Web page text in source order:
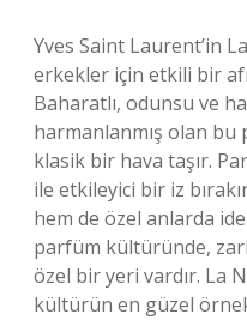
Yves Saint Laurent’in
erkekler için etkili bir
Baharatlı, odunsu ve
harmanlanmış olan
klasik bir hava taşır.
ile etkileyici bir iz
hem de özel anlarda
parfüm kültüründe,
özel bir yeri vardır. La
kültürün en güzel